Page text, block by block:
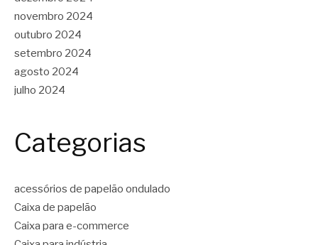
novembro 2024
outubro 2024
setembro 2024
agosto 2024
julho 2024
Categorias
acessórios de papelão ondulado
Caixa de papelão
Caixa para e-commerce